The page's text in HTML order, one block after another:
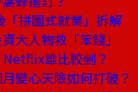
拼圖式就業」拆解
大人物救「笨錢」
誰比較剉？
變心天險如何打破？